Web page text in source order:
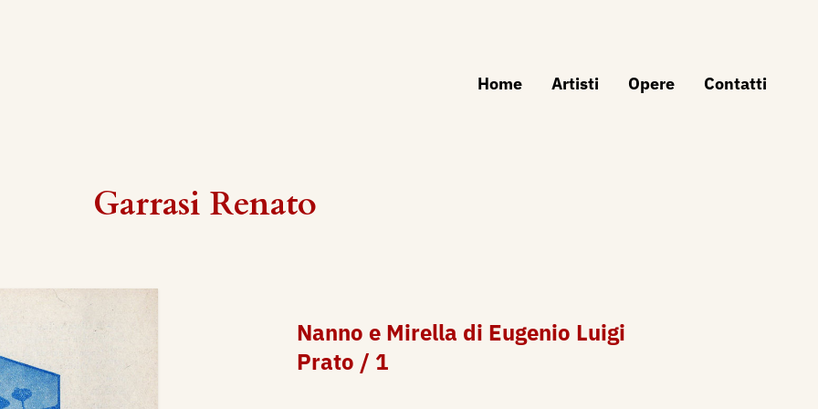
Home Artisti Opere Contatti
Garrasi Renato
Nanno e Mirella di Eugenio Luigi
Prato / 1